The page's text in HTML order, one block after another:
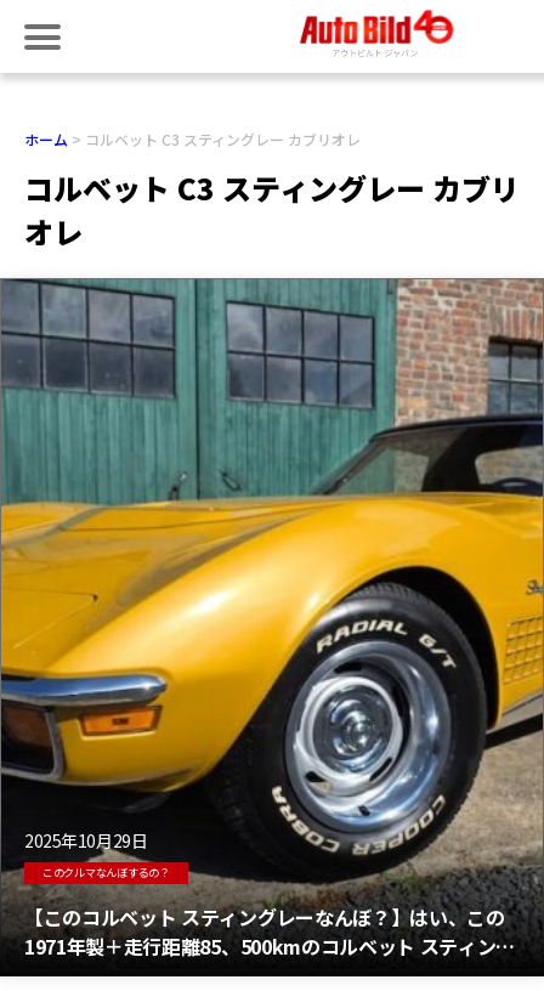
ホーム コルベット C3 スティングレー カブリオレ
コルベット C3 スティングレー カブリ
オレ
2025年10月29日
このクルマなんぼするの？
【このコルベット スティングレーなんぼ？】はい、この
1971年製＋走行距離85、500kmのコルベット スティング
レーはいくらでしょうか？